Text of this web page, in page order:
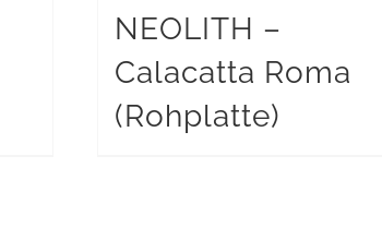
NEOLITH –
Calacatta Roma
(Rohplatte)